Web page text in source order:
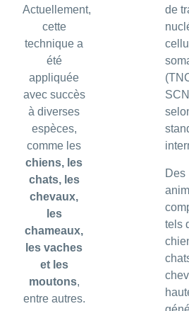
Actuellement,
cette
technique a
été
appliquée
avec succès
à diverses
espèces,
comme les
chiens, les
chats, les
chevaux,
les
chameaux,
les vaches
et les
moutons,
entre autres.
de
Des
tels